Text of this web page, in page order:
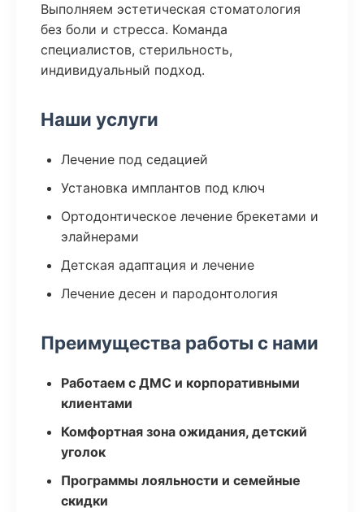
Выполняем эстетическая стоматология
без боли и стресса. Команда
специалистов, стерильность,
индивидуальный подход.
Наши услуги
Лечение под седацией
Установка имплантов под ключ
Ортодонтическое лечение брекетами и
элайнерами
Детская адаптация и лечение
Лечение десен и пародонтология
Преимущества работы с нами
Работаем с ДМС и корпоративными
клиентами
Комфортная зона ожидания, детский
уголок
Программы лояльности и семейные
скидки